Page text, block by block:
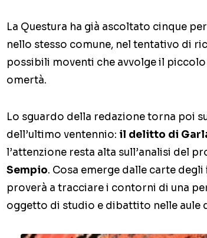
La Questura ha già ascoltato cinque
nello stesso comune, nel tentativo di
possibili moventi che avvolge il
omertà.
Lo sguardo della redazione torna poi
dell’ultimo ventennio: il delitto di
l’attenzione resta alta sull’analisi del
Sempio. Cosa emerge dalle carte
proverà a tracciare i contorni di una
oggetto di studio e dibattito nelle aule